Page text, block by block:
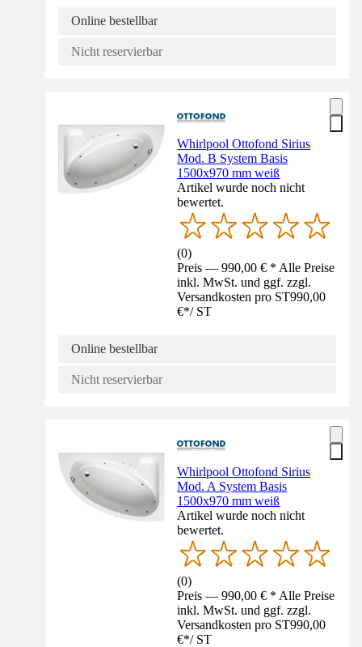
Online bestellbar
Nicht reservierbar
Whirlpool Ottofond Sirius
Mod. B System Basis
1500x970 mm weiß
Artikel wurde noch nicht
bewertet.
(0)
Preis — 990,00 € * Alle Preise
inkl. MwSt. und ggf. zzgl.
Versandkosten pro ST990,00
€*/ ST
Online bestellbar
Nicht reservierbar
Whirlpool Ottofond Sirius
Mod. A System Basis
1500x970 mm weiß
Artikel wurde noch nicht
bewertet.
(0)
Preis — 990,00 € * Alle Preise
inkl. MwSt. und ggf. zzgl.
Versandkosten pro ST990,00
€*/ ST